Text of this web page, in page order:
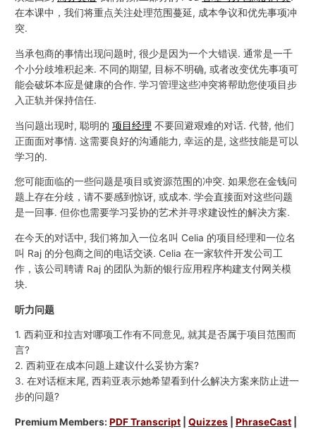
在本课中，我们将重点关注处理范围蔓延, 成本争议和优先事项冲
突.
当承包商的事情出现问题时, 很少是因为一个大错误. 通常是一千
个小分歧堆积起来. 不同的期望, 目标不明确, 或者改变优先事项可
能会破坏本应是健康的合作. 学习管理这些冲突将帮助您使项目步
入正轨并保持信任.
当问题出现时, 聪明的项目经理 不要回避艰难的对话. 代替, 他们
正面面对事情. 这需要良好的沟通能力, 幸运的是, 这些技能是可以
学习的.
您可能面临的一些问题是项目或资源范围的冲突. 如果您在金钱问
题上存在分歧，请不要感到惊讶, 或成本. 学会直接面对这些问题
是一回事. 但你也需要学习妥协的艺术并寻求建设性的解决方案.
在今天的对话中, 我们将加入一位名叫 Celia 的项目经理和一位名
叫 Raj 的分包商之间的电话交谈. Celia 在一家软件开发公司工
作，该公司聘请 Raj 的团队为新的银行应用程序构建支付网关模
块.
听力问题
1. 西莉亚和拉吉对哪项工作有不同意见, 就其是否属于项目范围而
言?
2. 西莉亚在成本问题上建议什么妥协方案?
3. 在对话框末尾, 西莉亚表示她希望看到什么解决方案来防止进一
步的问题?
Premium Members:PDF Transcript |Quizzes |PhraseCast